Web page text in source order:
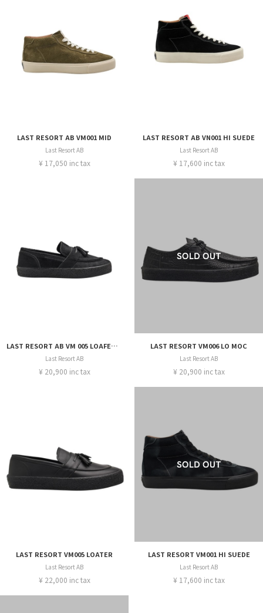
LAST RESORT AB VM001 MID
Last Resort AB
¥ 17,050 inc tax
LAST RESORT AB VN001 HI SUEDE
Last Resort AB
¥ 17,600 inc tax
LAST RESORT AB VM 005 LOAFER PONY
Last Resort AB
¥ 20,900 inc tax
LAST RESORT VM006 LO MOC
Last Resort AB
¥ 20,900 inc tax
LAST RESORT VM005 LOATER
Last Resort AB
¥ 22,000 inc tax
LAST RESORT VM001 HI SUEDE
Last Resort AB
¥ 17,600 inc tax